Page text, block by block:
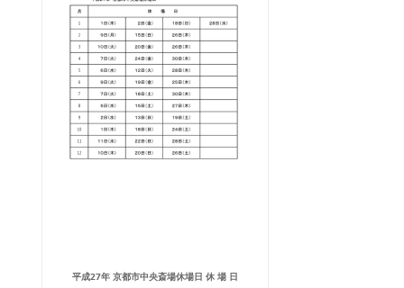
平成27年 京都市中央斎場休場日 休 場 日